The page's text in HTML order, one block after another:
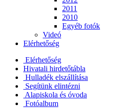
2011
2010
Egyéb fotók
Videó
Elérhetőség
Elérhetőség
Hivatali hirdetőtábla
Hulladék elszállítása
Segítünk elintézni
Alapiskola és óvoda
Fotóalbum